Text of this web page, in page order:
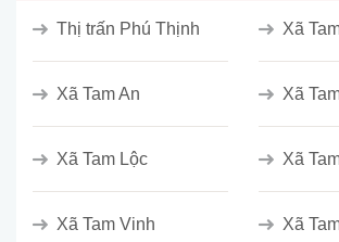
Thị trấn Phú Thịnh Xã
Xã Tam An Xã
Xã Tam Lộc Xã
Xã Tam Vinh Xã